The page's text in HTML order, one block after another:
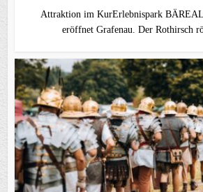
Attraktion im KurErlebnispark
eröffnet Grafenau. Der Rothirsch